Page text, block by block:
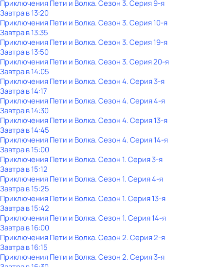
Приключения Пети и Волка. Сезон 3. Серия 9-я
Завтра в 13:20
Приключения Пети и Волка. Сезон 3. Серия 10-я
Завтра в 13:35
Приключения Пети и Волка. Сезон 3. Серия 19-я
Завтра в 13:50
Приключения Пети и Волка. Сезон 3. Серия 20-я
Завтра в 14:05
Приключения Пети и Волка. Сезон 4. Серия 3-я
Завтра в 14:17
Приключения Пети и Волка. Сезон 4. Серия 4-я
Завтра в 14:30
Приключения Пети и Волка. Сезон 4. Серия 13-я
Завтра в 14:45
Приключения Пети и Волка. Сезон 4. Серия 14-я
Завтра в 15:00
Приключения Пети и Волка. Сезон 1. Серия 3-я
Завтра в 15:12
Приключения Пети и Волка. Сезон 1. Серия 4-я
Завтра в 15:25
Приключения Пети и Волка. Сезон 1. Серия 13-я
Завтра в 15:42
Приключения Пети и Волка. Сезон 1. Серия 14-я
Завтра в 16:00
Приключения Пети и Волка. Сезон 2. Серия 2-я
Завтра в 16:15
Приключения Пети и Волка. Сезон 2. Серия 3-я